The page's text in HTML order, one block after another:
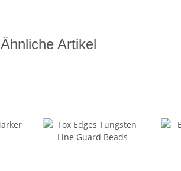
Ähnliche Artikel